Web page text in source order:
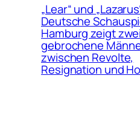
„Lear“ und
Deutsche
Hamburg zeigt zwei
gebrochene
zwischen Revolte,
Resignation und